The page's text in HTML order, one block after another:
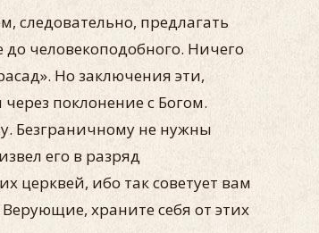
следовательно, предлагать
человекоподобного. Ничего
Но заключения эти,
поклонение с Богом.
Безграничному не нужны
его в разряд
церквей, ибо так советует вам
храните себя от этих